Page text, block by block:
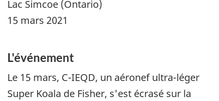
Lac Simcoe (Ontario)
15 mars 2021
L'événement
Le 15 mars, C-IEQD, un aéronef ultra-léger
Super Koala de Fisher, s'est écrasé sur la